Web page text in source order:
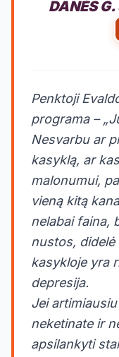
DANĖS
Penktoji
programa –
Nesvarbu ar
kasyklą, ar
malonumui,
vieną kitą
nelabai faina,
nustos,
kasykloje yra
depresija.
Jei
neketinate ir
apsilankyti